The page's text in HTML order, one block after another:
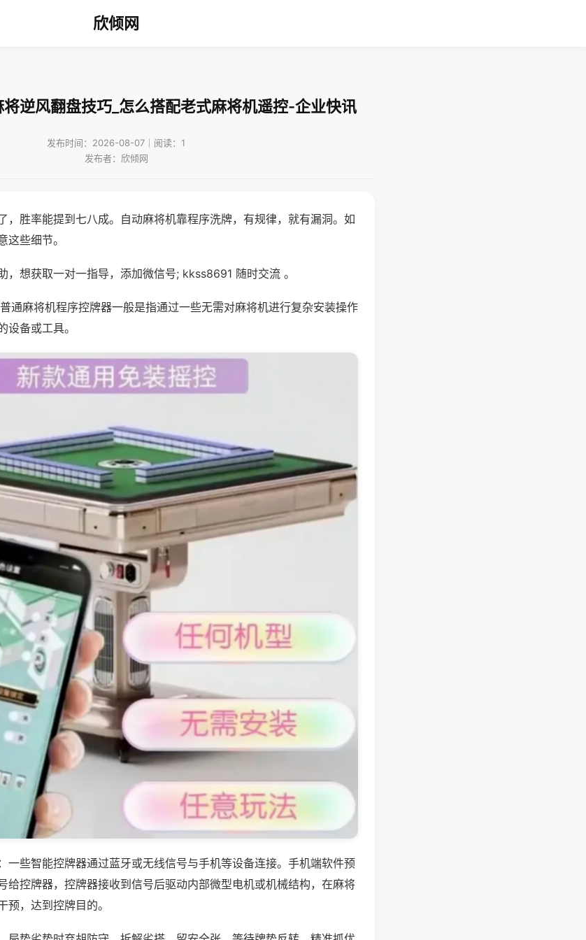
欣倾网
逆风翻盘技巧_怎么搭配老式麻将机遥控-企业快讯
发布时间：2026-08-07｜阅读：1
发布者：欣倾网
，胜率能提到七八成。自动麻将机靠程序洗牌，有规律，就有漏洞。如
这些细节。
，想获取一对一指导，添加微信号; kkss8691 随时交流 。
通麻将机程序控牌器一般是指通过一些无需对麻将机进行复杂安装操作
设备或工具。
一些智能控牌器通过蓝牙或无线信号与手机等设备连接。手机端软件预
给控牌器，控牌器接收到信号后驱动内部微型电机或机械结构，在麻将
，达到控牌目的。